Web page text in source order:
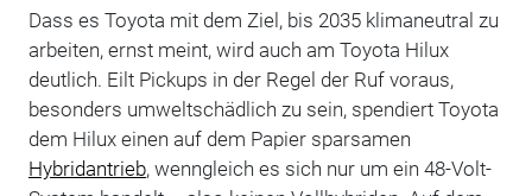
Dass es Toyota mit dem Ziel, bis 2035 klimaneutral zu
arbeiten, ernst meint, wird auch am Toyota Hilux
deutlich. Eilt Pickups in der Regel der Ruf voraus,
besonders umweltschädlich zu sein, spendiert Toyota
dem Hilux einen auf dem Papier sparsamen
Hybridantrieb, wenngleich es sich nur um ein 48-Volt-